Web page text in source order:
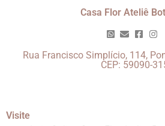
Casa Flor Ateliê
Rua Francisco Simplício, 114,
CEP: 59090-
Visite